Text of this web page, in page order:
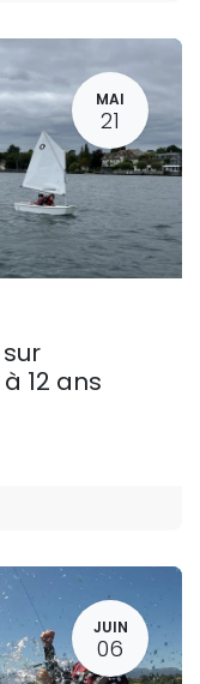
MAI
21
12 ans
JUIN
06